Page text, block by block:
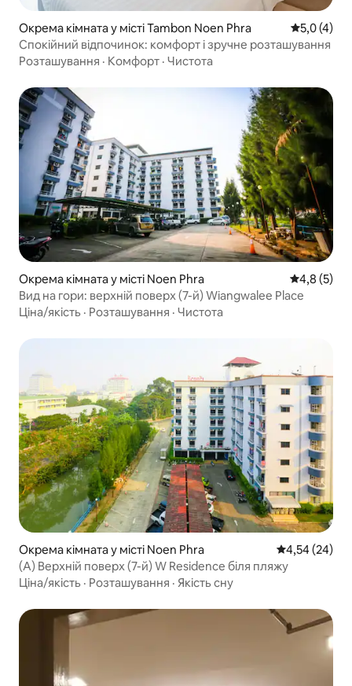
Окрема кімната у місті Tambon Noen Phra Середня
5,0 (4)
Спокійний відпочинок: комфорт і зручне розташування
Розташування · Комфорт · Чистота
Окрема кімната у місті Noen Phra Середня
4,8 (5)
Вид на гори: верхній поверх (7-й) Wiangwalee Place
Ціна/якість · Розташування · Чистота
Окрема кімната у місті Noen Phra Середня
4,54 (24)
(A) Верхній поверх (7-й) W Residence біля пляжу
Ціна/якість · Розташування · Якість сну